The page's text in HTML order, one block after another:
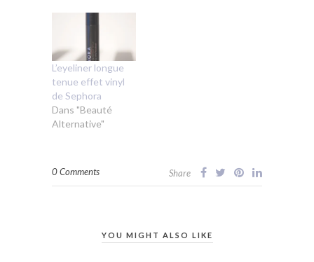
L’eyeliner longue
tenue effet vinyl
de Sephora
Dans "Beauté
Alternative"
0 Comments Share
YOU MIGHT ALSO LIKE